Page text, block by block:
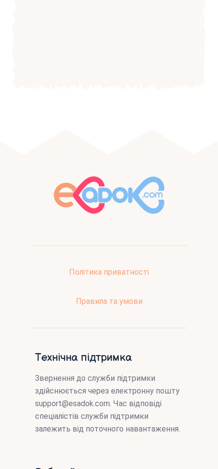
Політика приватності
Правила та умови
Технічна підтримка
Звернення до служби підтримки
здійснюється через електронну пошту
support@esadok.com . Час відповіді
спеціалістів служби підтримки
залежить від поточного навантаження.